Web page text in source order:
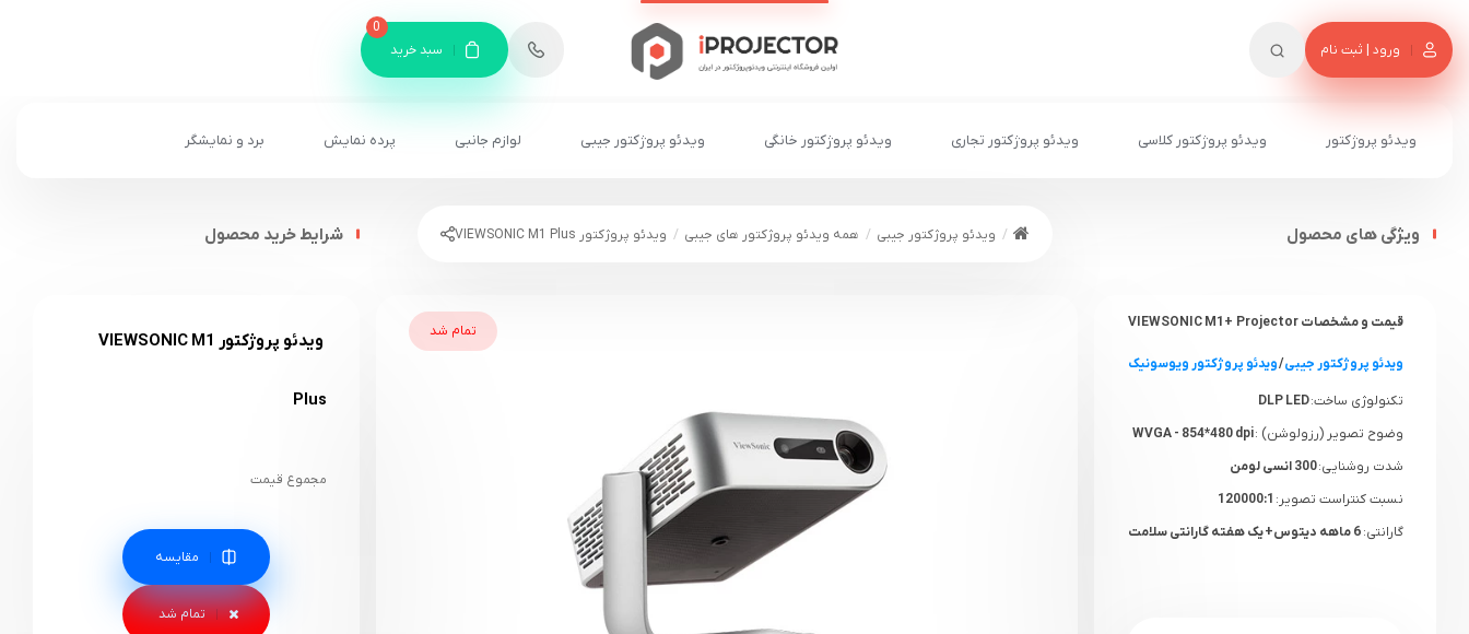
ورود | ثبت نام
8
سبد خرید
0
ویدئو پروژکتور ویدئو پروژکتور کلاسی ویدئو پروژکتور تجاری ویدئو پروژکتور خانگی ویدئو پروژکتور جیبی لوازم جانبی پرده نمایش برد و نمایشگر
ویدئو پروژکتور جیبی همه ویدئو پروژکتور های جیبی ویدئو پروژکتور VIEWSONIC M1 Plus
تمام شد
شرایط خرید محصول
ویدئو پروژکتور VIEWSONIC M1
Plus
مجموع قیمت
مقایسه
ویژگی های محصول
قیمت و مشخصات VIEWSONIC M1+ Projector
ویدئو پروژکتور جیبی/ویدئو پروژکتور ویوسونیک
تکنولوژی ساخت:DLP LED
وضوح تصویر (رزولوشن) :
شدت روشنایی:300 انسی لومن
نسبت کنتراست تصویر:
گارانتی: